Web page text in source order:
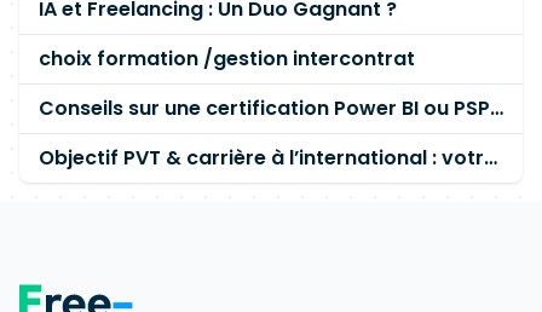
IA et Freelancing : Un Duo Gagnant ?
choix formation /gestion intercontrat
Conseils sur une certification Power BI ou PSPO ou PMP après un parcours de Business Analyst ?
Objectif PVT & carrière à l’international : votre avis sur les formations clés en gestion de projet, data et IA ?avenir marché IT